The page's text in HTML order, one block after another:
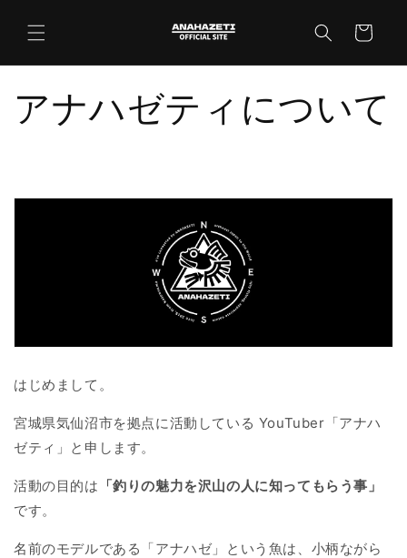
進む
ー
アナハゼティについて
はじめまして。
宮城県気仙沼市を拠点に活動している YouTuber「アナハ
ゼティ」と申します。
活動の目的は 「釣りの魅力を沢山の人に知ってもらう事」
です。
名前のモデルである「アナハゼ」という魚は、小柄ながら